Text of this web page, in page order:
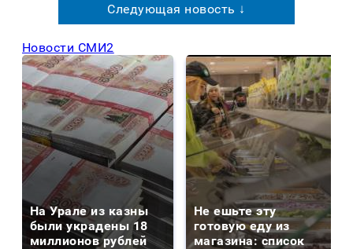
Следующая новость ↓
Новости СМИ2
На Урале из казны
были украдены 18
миллионов рублей
Не ешьте эту
готовую еду из
магазина: список